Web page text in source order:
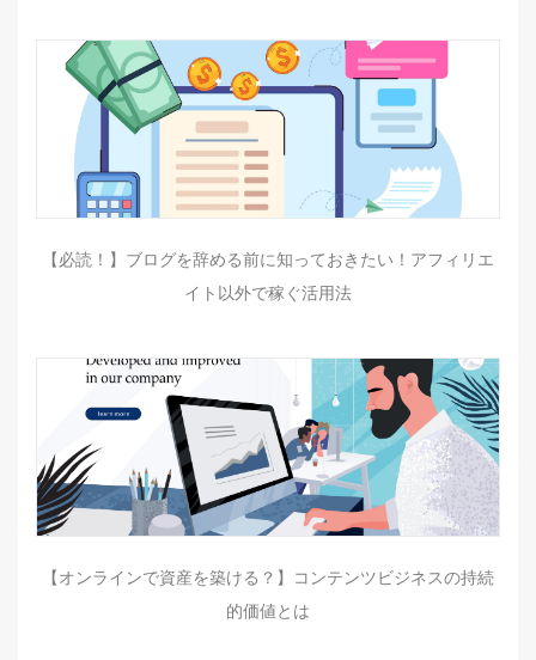
【必読！】ブログを辞める前に知っておきたい！アフィリエ
イト以外で稼ぐ活用法
【オンラインで資産を築ける？】コンテンツビジネスの持続
的価値とは